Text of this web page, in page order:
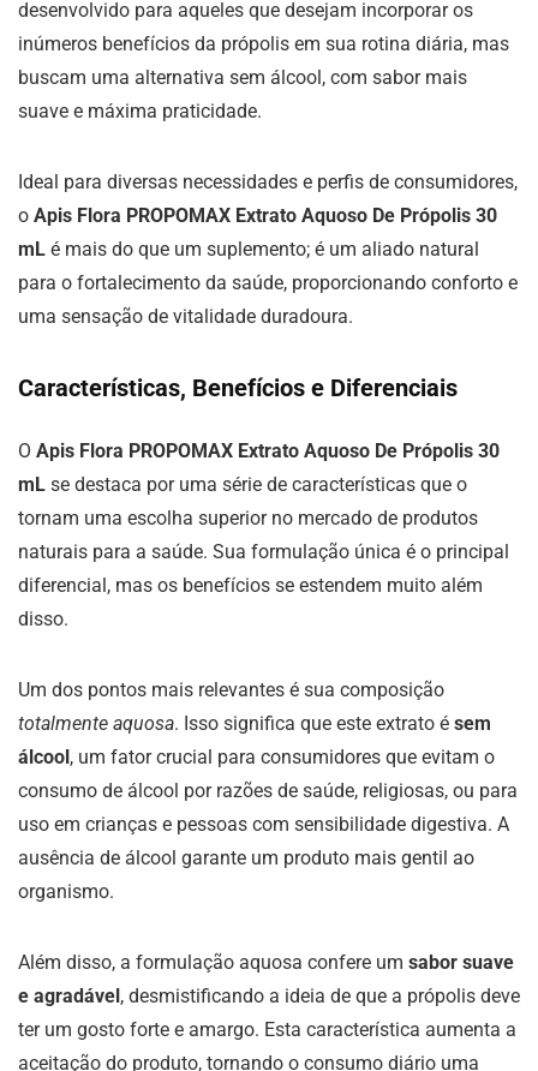
desenvolvido para aqueles que desejam incorporar os
inúmeros benefícios da própolis em sua rotina diária, mas
buscam uma alternativa sem álcool, com sabor mais
suave e máxima praticidade.
Ideal para diversas necessidades e perfis de consumidores,
o Apis Flora PROPOMAX Extrato Aquoso De Própolis 30
mL é mais do que um suplemento; é um aliado natural
para o fortalecimento da saúde, proporcionando conforto e
uma sensação de vitalidade duradoura.
Características, Benefícios e Diferenciais
O Apis Flora PROPOMAX Extrato Aquoso De Própolis 30
mL se destaca por uma série de características que o
tornam uma escolha superior no mercado de produtos
naturais para a saúde. Sua formulação única é o principal
diferencial, mas os benefícios se estendem muito além
disso.
Um dos pontos mais relevantes é sua composição
totalmente aquosa. Isso significa que este extrato é sem
álcool, um fator crucial para consumidores que evitam o
consumo de álcool por razões de saúde, religiosas, ou para
uso em crianças e pessoas com sensibilidade digestiva. A
ausência de álcool garante um produto mais gentil ao
organismo.
Além disso, a formulação aquosa confere um sabor suave
e agradável, desmistificando a ideia de que a própolis deve
ter um gosto forte e amargo. Esta característica aumenta a
aceitação do produto, tornando o consumo diário uma